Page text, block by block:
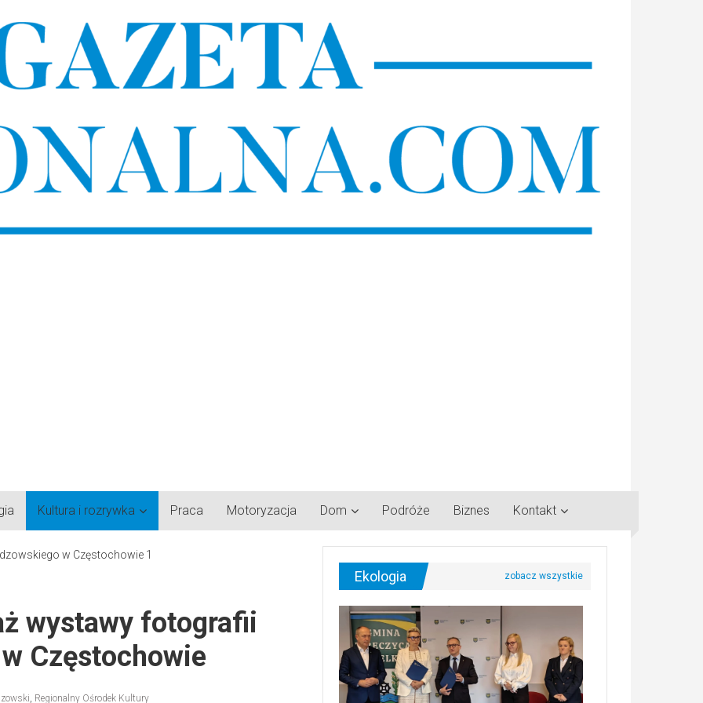
Kultura i rozrywka Praca Motoryzacja Dom Podróże Biznes Kontakt
wystawy fotografii
Częstochowie
, Regionalny Ośrodek Kultury
Ekologia